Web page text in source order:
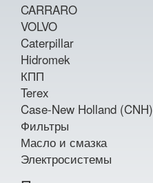
CARRARO
VOLVO
Caterpillar
Hidromek
КПП
Terex
Case-New Holland (CNH)
Фильтры
Масло и смазка
Электросистемы